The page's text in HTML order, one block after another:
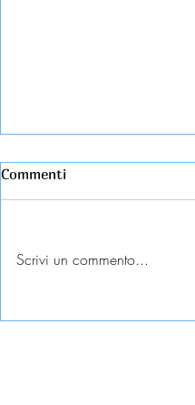
Commenti
Scrivi un commento...